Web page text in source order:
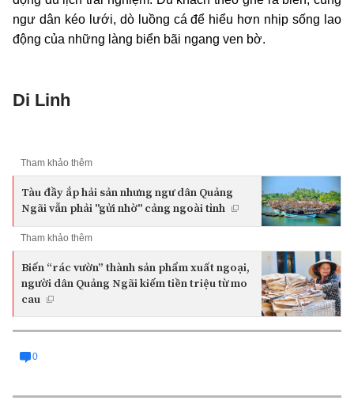
ngư dân kéo lưới, dò luồng cá để hiểu hơn nhịp sống lao
động của những làng biển bãi ngang ven bờ.
Di Linh
Tham khảo thêm
Tàu đầy ắp hải sản nhưng ngư dân Quảng
Ngãi vẫn phải "gửi nhờ" cảng ngoài tỉnh
Tham khảo thêm
Biến “rác vườn” thành sản phẩm xuất ngoại,
người dân Quảng Ngãi kiếm tiền triệu từ mo
cau
0